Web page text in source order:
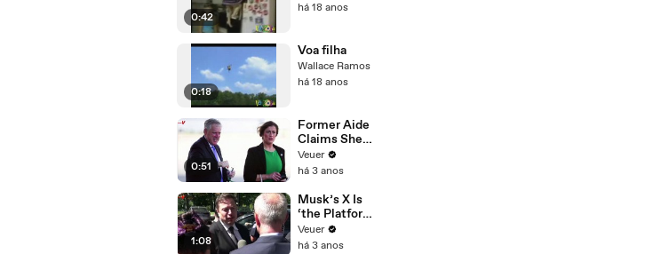
0:42
há 18 anos
0:18
Voa filha
Wallace Ramos
há 18 anos
0:51
Former Aide
Claims She
Was Asked to
Make a ‘Hit
Trump
Veuer
há 3 anos
1:08
Musk’s X Is
‘the Platform
With the
Largest Ratio
Veuer
há 3 anos